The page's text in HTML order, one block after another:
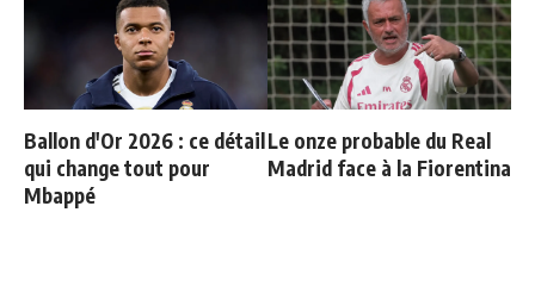
Ballon d'Or 2026 : ce détail
qui change tout pour
Mbappé
Le onze probable du Real
Madrid face à la Fiorentina